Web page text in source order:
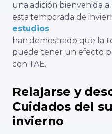
una adición bienvenida
esta temporada de
estudios
han demostrado que la
puede tener un efecto
con TAE.
Relajarse y
Cuidados del
invierno